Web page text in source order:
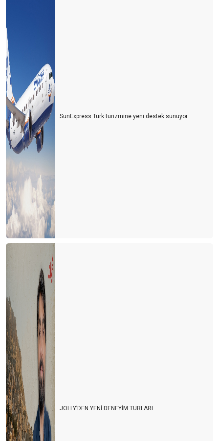
SunExpress Türk turizmine yeni destek sunuyor
JOLLY’DEN YENİ DENEYİM TURLARI